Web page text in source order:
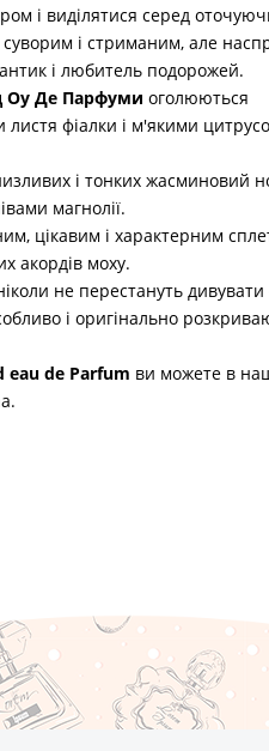
і виділятися серед
і стриманим, але
і любитель подорожей.
Оу Де Парфуми оголюються
фіалки і м'якими
і тонких жасминовий
магнолії.
цікавим і характерним
акордів моху.
не перестануть дивувати
і оригінально
eau de Parfum ви можете в